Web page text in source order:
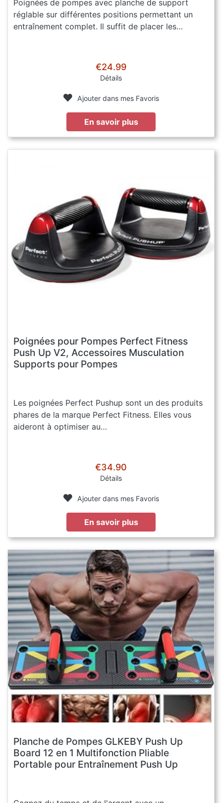
Poignées de pompes avec planche de support
réglable sur différentes positions permettant un
entraînement complet. Il suffit de placer les…
€24.99
Détails
Ajouter dans mes Favoris
En savoir plus
Poignées pour Pompes Perfect Fitness
Push Up V2, Accessoires Musculation
Supports pour Pompes
Les poignées Perfect Pushup sont un des produits
phares de la marque Perfect Fitness. Elles vous
aideront à optimiser au…
€34.90
Détails
Ajouter dans mes Favoris
En savoir plus
Planche de Pompes GLKEBY Push Up
Board 12 en 1 Multifonction Pliable
Portable pour Entraînement Push Up